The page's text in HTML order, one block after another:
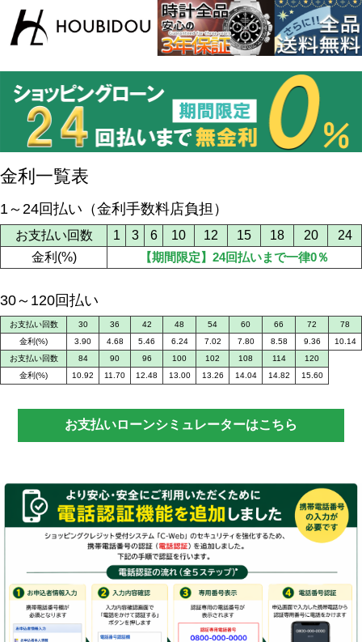
金利一覧表
1～24回払い（金利手数料店負担）
お支払い回数 1 3 6 10 12 15 18 20
24
金利(%)
【期間限定】24回払いまで一律0％
30～120回払い
お支払い回数 30 36 42 48 54 60 66 72
78
金利(%)
3.90 4.68 5.46 6.24 7.02 7.80 8.58 9.36
10.14
お支払い回数
84 90 96 100 102 108 114
120
金利(%)
10.92 11.70 12.48 13.00 13.26 14.04 14.82 15.60